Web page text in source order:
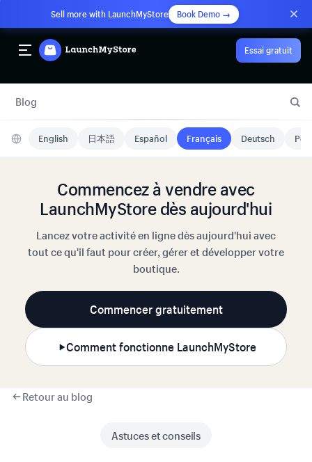
Sell more with LaunchMyStore Book Demo →
Essai gratuit
Blog
English 日本語 Español Français Deutsch
Commencez à vendre avec
LaunchMyStore dès aujourd'hui
Lancez votre activité en ligne dès aujourd'hui avec
tout ce qu'il faut pour créer, gérer et développer votre
boutique.
Commencer gratuitement
Comment fonctionne LaunchMyStore
Retour au blog
Astuces et conseils